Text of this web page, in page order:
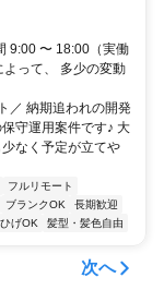
9:00 〜 18:00（実働
って、 多少の変動
／ 納期追われの開発
守運用案件です♪ 大
なく予定が立てや
フルリモート
ブランクOK
長期歓迎
ひげOK 髪型・髪色自由
次へ